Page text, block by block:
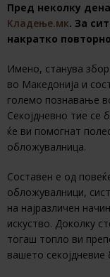
Пред неколку
Кладење.мк. За
накратко
Имено, станува
во Македонија и
големо познавање
Секојдневно тие се
ќе ви помогнат
обложувалница.
Составен е од
обложувалници,
на најразличен
искуство. Доколку
тогаш топло ви
вашето секојдневие